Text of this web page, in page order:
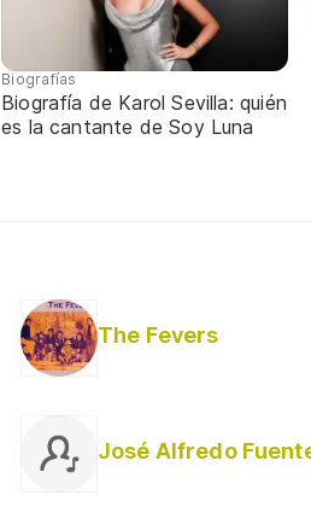
Biografías
Biografía de Karol Sevilla: quién
es la cantante de Soy Luna
The Fevers
José Alfredo